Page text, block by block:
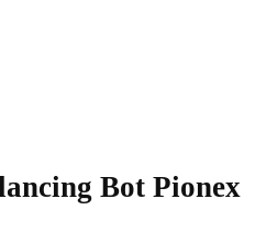
Bot Pionex